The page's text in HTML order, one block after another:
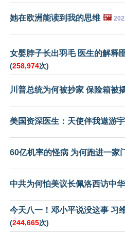
她在欧洲能读到我的思维 🖼️
女婴脖子长出羽毛 医生的解释
(258,974次)
川普总统为何被抄家 保险箱被
美国资深医生：天使伴我遨游
60亿机率的怪病 为何跑进一家
中共为何怕美议长佩洛西访中
今天八一！邓小平说没这事 习
(244,665次)